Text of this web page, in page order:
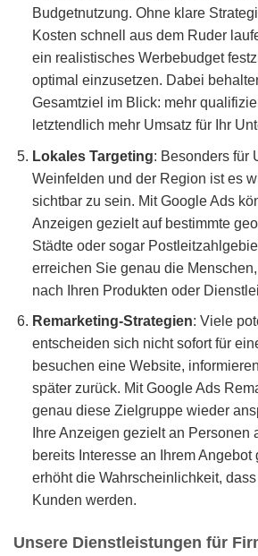
Budgetnutzung. Ohne klare
Kosten schnell aus dem Ruder
ein realistisches Werbebudget
optimal einzusetzen. Dabei
Gesamtziel im Blick: mehr
letztendlich mehr Umsatz für Ihr
Lokales Targeting: Besonders für
Weinfelden und der Region ist es
sichtbar zu sein. Mit Google Ads
Anzeigen gezielt auf bestimmte
Städte oder sogar
erreichen Sie genau die
nach Ihren Produkten oder
Remarketing-Strategien: Viele
entscheiden sich nicht sofort für
besuchen eine Website,
später zurück. Mit Google Ads
genau diese Zielgruppe wieder
Ihre Anzeigen gezielt an Personen
bereits Interesse an Ihrem
erhöht die Wahrscheinlichkeit,
Kunden werden.
Unsere Dienstleistungen für